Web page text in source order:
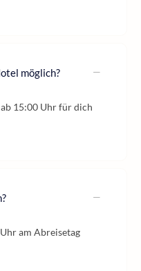
möglich?
15:00 Uhr für dich
am Abreisetag